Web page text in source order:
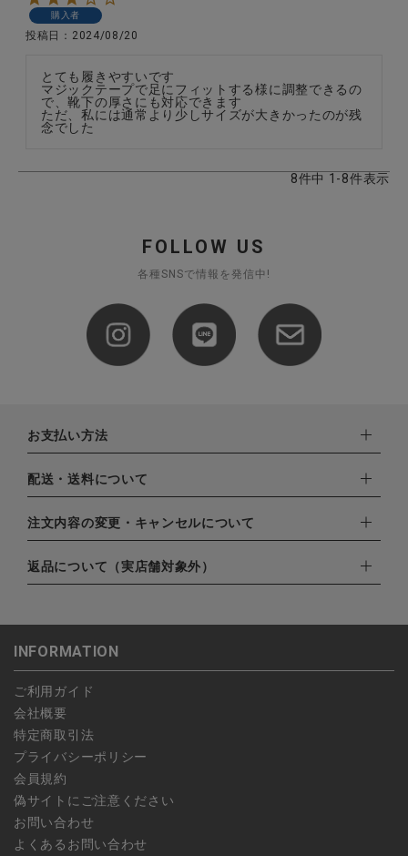
購入者
投稿日 2024/08/20
とても履きやすいです
マジックテープで足にフィットする様に調整できるの
で、靴下の厚さにも対応できます
ただ、私には通常より少しサイズが大きかったのが残
念でした
8件中 1 -8件表示
FOLLOW US
各種SNSで情報を発信中!
お支払い方法
下記お支払い方法よりお選びいただけます。
・クレジットカード（VISA,mastercard,JCB,AMERICAN
EXPRESS,Diners Club）
・amazonペイメント
・楽天ペイ
・PayPay
配送・送料について
配達業者：日本郵便
北海道：1,400円
注文内容の変更・キャンセルについて
ご注文日当日から翌日のAM9:00までにご連絡頂いた場合はキャ
ンセルは可能です。
します。
予約商品など一部キャンセルが出来ない場合がございます。あら
かじめご了承ください。
返品について（実店舗対象外）
こちら よりご依頼ください。
INFORMATION
ご利用ガイド
会社概要
特定商取引法
プライバシーポリシー
会員規約
偽サイトにご注意ください
お問い合わせ
よくあるお問い合わせ